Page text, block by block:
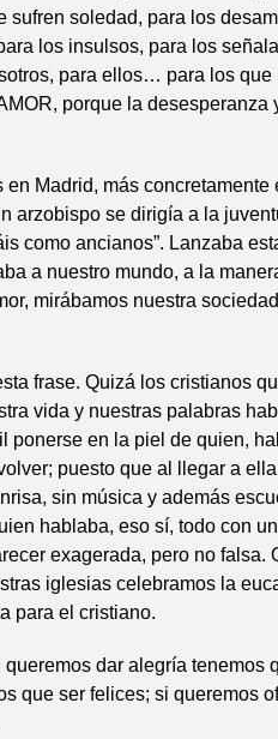
sufren soledad, para los
los insulsos, para los
para ellos… para los que
porque la desesperanza
Madrid, más concretamente
arzobispo se dirigía a la
como ancianos”. Lanzaba
a nuestro mundo, a la
mirábamos nuestra
frase. Quizá los cristianos
vida y nuestras palabras
ponerse en la piel de quien,
puesto que al llegar a
sin música y además
hablaba, eso sí, todo con
exagerada, pero no falsa.
iglesias celebramos la
para el cristiano.
dar alegría tenemos
que ser felices; si queremos